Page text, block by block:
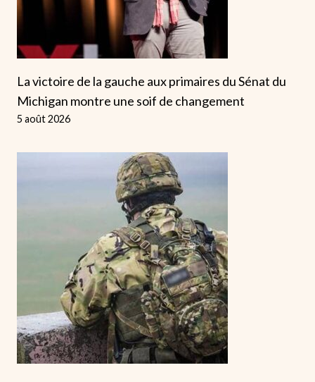
La victoire de la gauche aux primaires du Sénat du
Michigan montre une soif de changement
5 août 2026